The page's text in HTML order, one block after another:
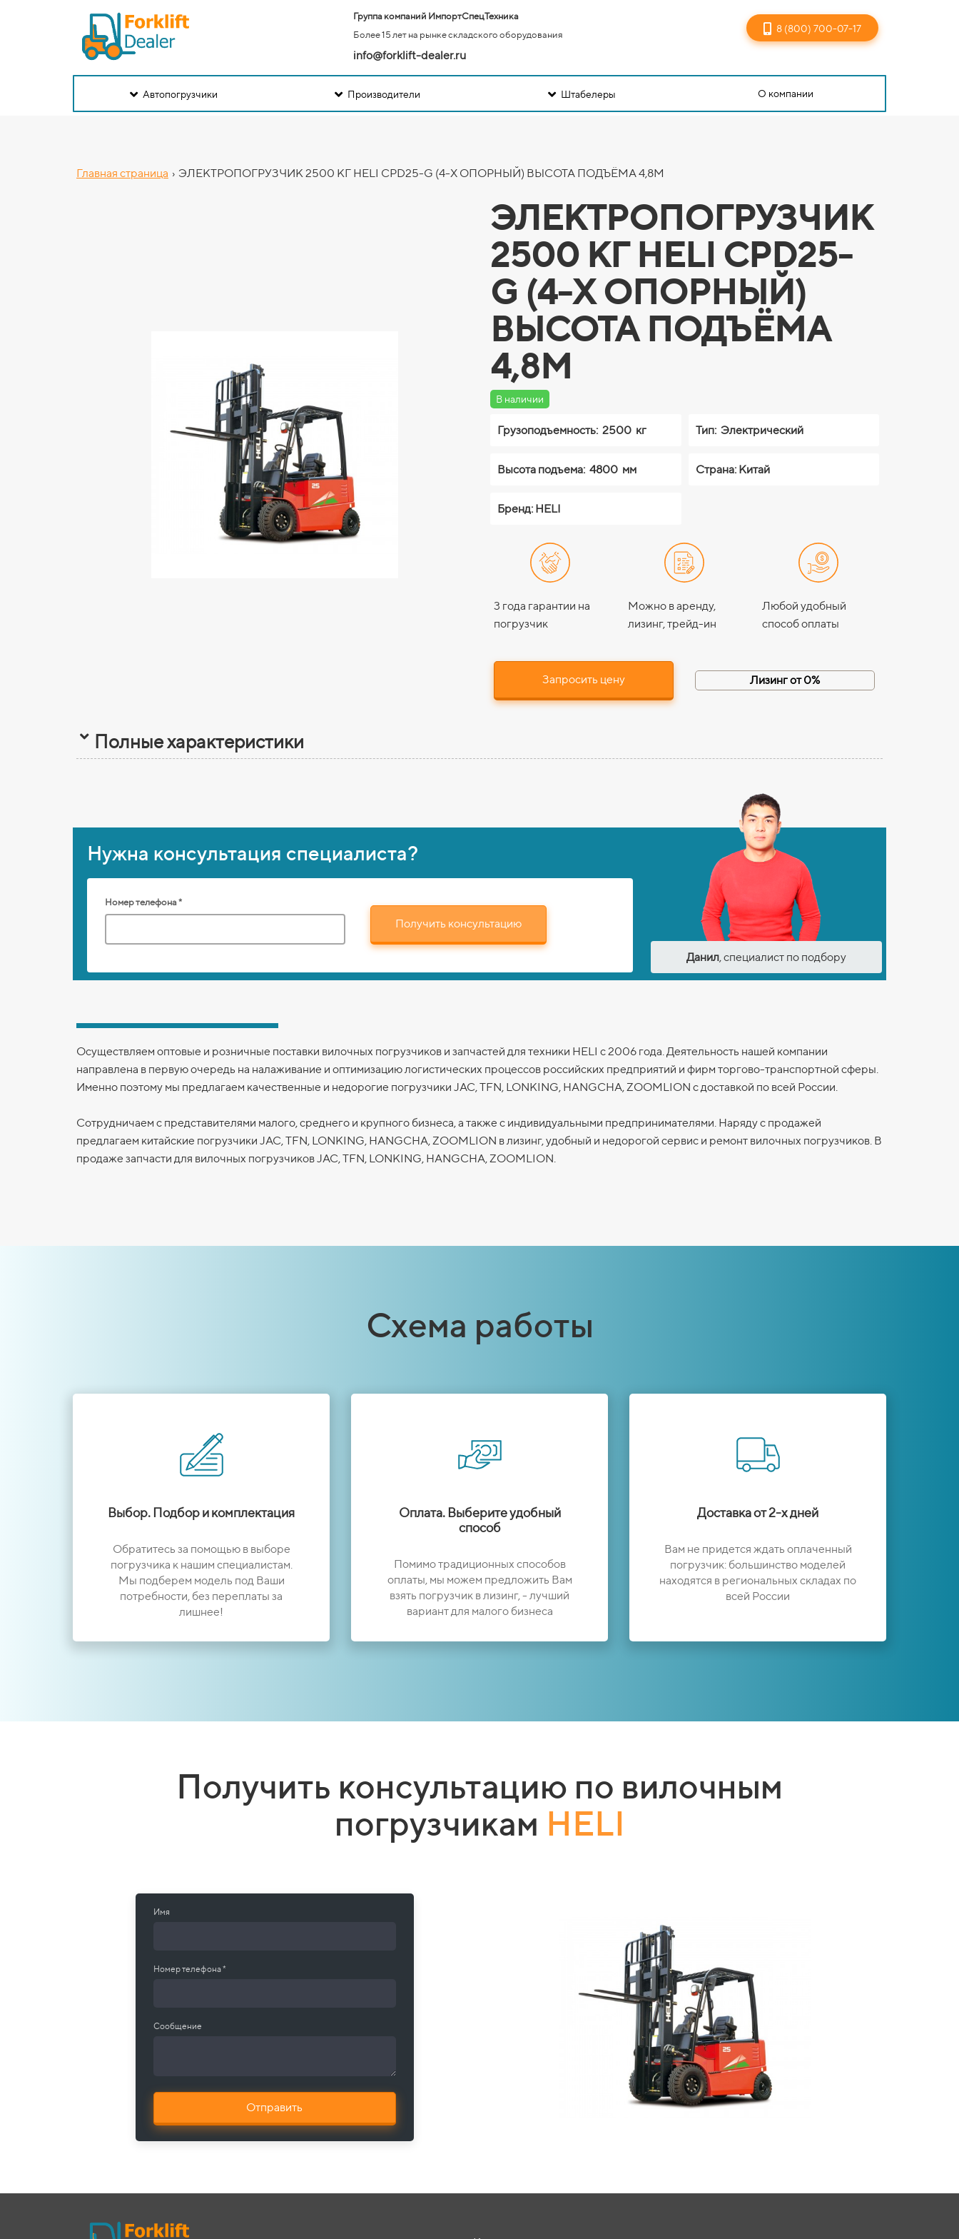
Группа компаний ИмпортСпецТехника
Более 15 лет на рынке складского оборудования
info@forklift-dealer.ru
8 (800) 700-07-17
Автопогрузчики Производители Штабелеры О компании
Главная страница › ЭЛЕКТРОПОГРУЗЧИК 2500 КГ HELI CPD25-G (4-Х ОПОРНЫЙ) ВЫСОТА ПОДЪЁМА 4,8М
ЭЛЕКТРОПОГРУЗЧИК
2500 КГ HELI CPD25-
G (4-Х ОПОРНЫЙ)
ВЫСОТА ПОДЪЁМА
4,8М
В наличии
Грузоподъемность: 2500 кг Тип: Электрический
Высота подъема: 4800 мм Страна: Китай
Бренд: HELI
3 года гарантии на
погрузчик
Можно в аренду,
лизинг, трейд-ин
Любой удобный
способ оплаты
Запросить цену Лизинг от 0%
Полные характеристики
Нужна консультация специалиста?
Номер телефона *
Получить консультацию
Данил, специалист по подбору
Осуществляем оптовые и розничные поставки вилочных погрузчиков и запчастей для техники HELI с 2006 года. Деятельность нашей компании
направлена в первую очередь на налаживание и оптимизацию логистических процессов российских предприятий и фирм торгово-транспортной сферы.
Именно поэтому мы предлагаем качественные и недорогие погрузчики JAC, TFN, LONKING, HANGCHA,ZOOMLION с доставкой по всей России.
Сотрудничаем с представителями малого, среднего и крупного бизнеса, а также с индивидуальными предпринимателями. Наряду с продажей
предлагаем китайские погрузчики JAC, TFN, LONKING, HANGCHA,ZOOMLION в лизинг, удобный и недорогой сервис и ремонт вилочных погрузчиков. В
продаже запчасти для вилочных погрузчиков JAC, TFN, LONKING, HANGCHA,ZOOMLION.
Схема работы
Выбор. Подбор и комплектация
Обратитесь за помощью в выборе
погрузчика к нашим специалистам.
Мы подберем модель под Ваши
потребности, без переплаты за
лишнее!
Оплата. Выберите удобный
способ
Помимо традиционных способов
оплаты, мы можем предложить Вам
взять погрузчик в лизинг, - лучший
вариант для малого бизнеса
Доставка от 2-х дней
Вам не придется ждать оплаченный
погрузчик: большинство моделей
находятся в региональных складах по
всей России
Получить консультацию по вилочным
погрузчикам HELI
Имя
Номер телефона *
Сообщение
Отправить